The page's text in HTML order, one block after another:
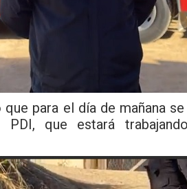
para el día de mañana
que estará